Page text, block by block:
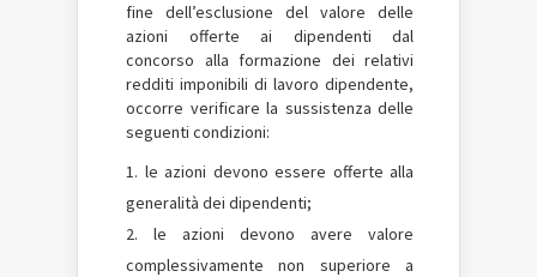
fine dell’esclusione del valore delle
azioni offerte ai dipendenti dal
concorso alla formazione dei relativi
redditi imponibili di lavoro dipendente,
occorre verificare la sussistenza delle
seguenti condizioni:
le azioni devono essere offerte alla
generalità dei dipendenti;
le azioni devono avere valore
complessivamente non superiore a